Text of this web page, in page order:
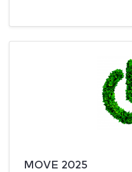
MOVE 2025